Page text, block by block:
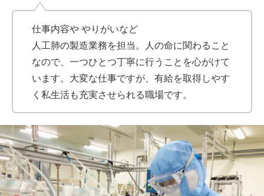
仕事内容や やりがいなど
人工肺の製造業務を担当。人の命に関わること
なので、一つひとつ丁寧に行うことを心がけて
います。大変な仕事ですが、有給を取得しやす
く私生活も充実させられる職場です。